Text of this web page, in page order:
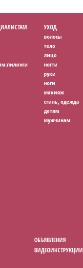
УХОД
волосы
тело
лицо
ногти
руки
ноги
макияж
стиль, одежда
детям
мужчинам
ОБЪЯВЛЕНИЯ
ВИДЕОИНСТРУКЦИИ